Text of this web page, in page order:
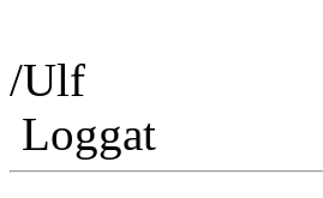
/Ulf
Loggat